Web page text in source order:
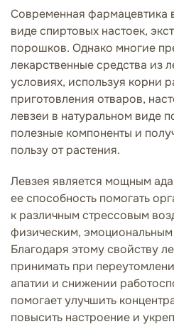
Современная фармацевтика
виде спиртовых настоек,
порошков. Однако многие
лекарственные средства из
условиях, используя корни
приготовления отваров,
левзеи в натуральном виде
полезные компоненты и
пользу от растения.
Левзея является мощным
ее способность помогать
к различным стрессовым
физическим,
Благодаря этому свойству
принимать при
апатии и снижении
помогает улучшить
повысить настроение и